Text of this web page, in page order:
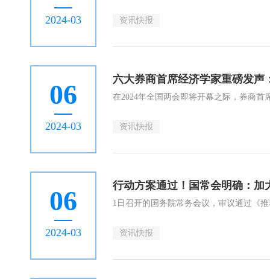
2024-03 资讯快报
06
2024-03
六大券商首席经济学家重磅发
资讯快报
06
2024-03
行动方案通过！国常会明确：加
资讯快报